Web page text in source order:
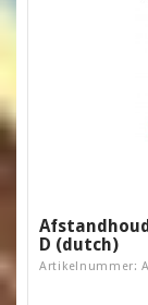
D (dutch)
Artikelnummer: